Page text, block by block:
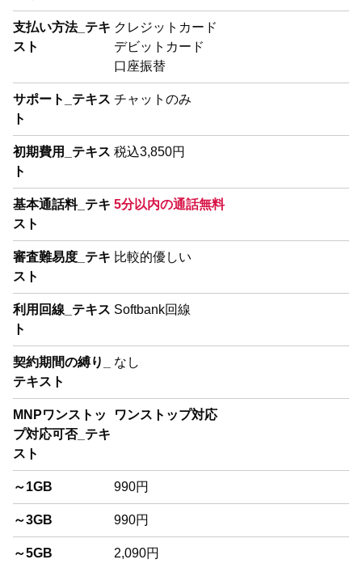
支払い方法_テキ
スト
クレジットカード
デビットカード
口座振替
サポート_テキス
ト
チャットのみ
初期費用_テキス
ト
税込3,850円
基本通話料_テキ
スト
5分以内の通話無料
審査難易度_テキ
スト
比較的優しい
利用回線_テキス
ト
Softbank回線
契約期間の縛り_
テキスト
なし
MNPワンストッ
プ対応可否_テキ
スト
ワンストップ対応
～1GB 990円
～3GB 990円
～5GB 2,090円